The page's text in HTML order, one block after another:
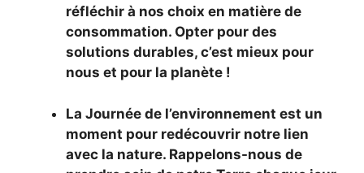
réfléchir à nos choix en matière de
consommation. Opter pour des
solutions durables, c’est mieux pour
nous et pour la planète !
La Journée de l’environnement est un
moment pour redécouvrir notre lien
avec la nature. Rappelons-nous de